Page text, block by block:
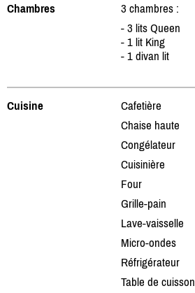
Chambres
3 chambres :
- 3 lits Queen
- 1 lit King
- 1 divan lit
Cuisine
Cafetière
Chaise haute
Congélateur
Cuisinière
Four
Grille-pain
Lave-vaisselle
Micro-ondes
Réfrigérateur
Table de cuisson